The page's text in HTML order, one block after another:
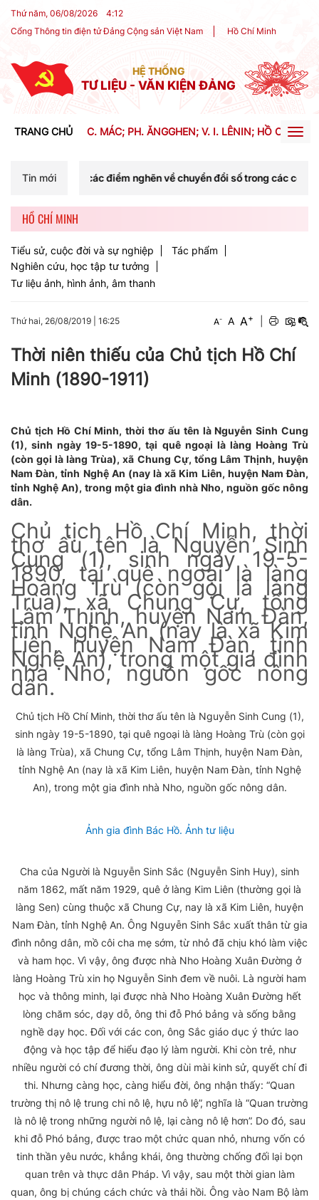
Thứ năm, 06/08/2026 4:12
Cổng Thông tin điện tử Đảng Cộng sản Việt Nam
Hồ Chí Minh
HỆ THỐNG
TƯ LIỆU - VĂN KIỆN ĐẢNG
TRANG CHỦ C. MÁC; PH. ĂNGGHEN; V. I. LÊNIN; HỒ CHÍ
Tin mới
điểm nghẽn về chuyển đổi số trong các cơ quan Đảng
HỒ CHÍ MINH
Tiểu sử, cuộc đời và sự nghiệp
Tác phẩm
Nghiên cứu, học tập tư tưởng
Tư liệu ảnh, hình ảnh, âm thanh
Thứ hai, 26/08/2019 16:25 A- A A+
Thời niên thiếu của Chủ tịch Hồ Chí
Minh (1890-1911)
Chủ tịch Hồ Chí Minh, thời thơ ấu tên là Nguyễn Sinh Cung
(1), sinh ngày 19-5-1890, tại quê ngoại là làng Hoàng Trù
(còn gọi là làng Trùa), xã Chung Cự, tổng Lâm Thịnh, huyện
Nam Đàn, tỉnh Nghệ An (nay là xã Kim Liên, huyện Nam Đàn,
tỉnh Nghệ An), trong một gia đình nhà Nho, nguồn gốc nông
dân.
Chủ tịch Hồ Chí Minh, thời
thơ ấu tên là Nguyễn Sinh
Cung (1), sinh ngày 19-5-
1890, tại quê ngoại là làng
Hoàng Trù (còn gọi là làng
Trùa), xã Chung Cự, tổng
Lâm Thịnh, huyện Nam Đàn,
tỉnh Nghệ An (nay là xã Kim
Liên, huyện Nam Đàn, tỉnh
Nghệ An), trong một gia đình
nhà Nho, nguồn gốc nông
dân.
Chủ tịch Hồ Chí Minh, thời thơ ấu tên là Nguyễn Sinh Cung (1),
sinh ngày 19-5-1890, tại quê ngoại là làng Hoàng Trù (còn gọi
là làng Trùa), xã Chung Cự, tổng Lâm Thịnh, huyện Nam Đàn,
tỉnh Nghệ An (nay là xã Kim Liên, huyện Nam Đàn, tỉnh Nghệ
An), trong một gia đình nhà Nho, nguồn gốc nông dân.
Ảnh gia đình Bác Hồ. Ảnh tư liệu
Cha của Người là Nguyễn Sinh Sắc (Nguyễn Sinh Huy), sinh
năm 1862, mất năm 1929, quê ở làng Kim Liên (thường gọi là
làng Sen) cùng thuộc xã Chung Cự, nay là xã Kim Liên, huyện
Nam Đàn, tỉnh Nghệ An. Ông Nguyễn Sinh Sắc xuất thân từ gia
đình nông dân, mồ côi cha mẹ sớm, từ nhỏ đã chịu khó làm việc
và ham học. Vì vậy, ông được nhà Nho Hoàng Xuân Đường ở
làng Hoàng Trù xin họ Nguyễn Sinh đem về nuôi. Là người ham
học và thông minh, lại được nhà Nho Hoàng Xuân Đường hết
lòng chăm sóc, dạy dỗ, ông thi đỗ Phó bảng và sống bằng
nghề dạy học. Đối với các con, ông Sắc giáo dục ý thức lao
động và học tập để hiểu đạo lý làm người. Khi còn trẻ, như
nhiều người có chí đương thời, ông dùi mài kinh sử, quyết chí đi
thi. Nhưng càng học, càng hiểu đời, ông nhận thấy: “Quan
trường thị nô lệ trung chi nô lệ, hựu nô lệ”, nghĩa là “Quan trường
là nô lệ trong những người nô lệ, lại càng nô lệ hơn”. Do đó, sau
khi đỗ Phó bảng, được trao một chức quan nhỏ, nhưng vốn có
tinh thần yêu nước, khẳng khái, ông thường chống đối lại bọn
quan trên và thực dân Pháp. Vì vậy, sau một thời gian làm
quan, ông bị chúng cách chức và thải hồi. Ông vào Nam Bộ làm